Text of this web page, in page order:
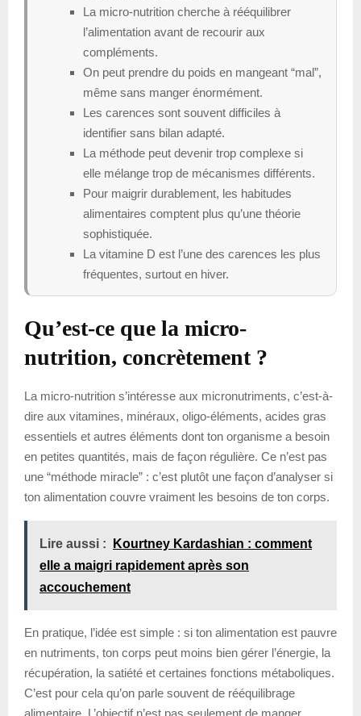
La micro-nutrition cherche à rééquilibrer
l’alimentation avant de recourir aux
compléments.
On peut prendre du poids en mangeant “mal”,
même sans manger énormément.
Les carences sont souvent difficiles à
identifier sans bilan adapté.
La méthode peut devenir trop complexe si
elle mélange trop de mécanismes différents.
Pour maigrir durablement, les habitudes
alimentaires comptent plus qu’une théorie
sophistiquée.
La vitamine D est l’une des carences les plus
fréquentes, surtout en hiver.
Qu’est-ce que la micro-
nutrition, concrètement ?
La micro-nutrition s’intéresse aux micronutriments, c’est-à-
dire aux vitamines, minéraux, oligo-éléments, acides gras
essentiels et autres éléments dont ton organisme a besoin
en petites quantités, mais de façon régulière. Ce n’est pas
une “méthode miracle” : c’est plutôt une façon d’analyser si
ton alimentation couvre vraiment les besoins de ton corps.
Lire aussi :
Kourtney Kardashian : comment
elle a maigri rapidement après son
accouchement
En pratique, l’idée est simple : si ton alimentation est pauvre
en nutriments, ton corps peut moins bien gérer l’énergie, la
récupération, la satiété et certaines fonctions métaboliques.
C’est pour cela qu’on parle souvent de rééquilibrage
alimentaire. L’objectif n’est pas seulement de manger